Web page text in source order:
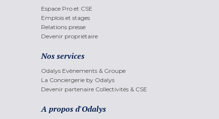
Espace Pro et CSE
Emplois et stages
Relations presse
Devenir propriétaire
Nos services
Odalys Evènements & Groupe
La Conciergerie by Odalys
Devenir partenaire Collectivités & CSE
A propos d'Odalys